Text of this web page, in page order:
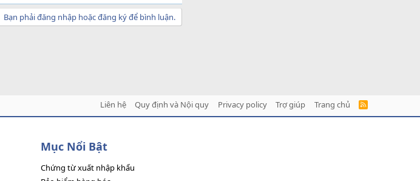
Bạn phải đăng nhập hoặc đăng ký để bình luận.
Liên hệ Quy định và Nội quy Privacy policy Trợ giúp Trang chủ
R
Mục Nổi Bật
Chứng từ xuất nhập khẩu